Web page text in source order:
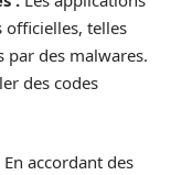
officielles, telles
par des malwares.
des codes
En accordant des